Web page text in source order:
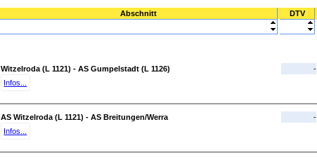
Abschnitt DTV
Witzelroda (L 1121) - AS Gumpelstadt (L 1126)
Infos...
-
AS Witzelroda (L 1121) - AS Breitungen/Werra
Infos...
-